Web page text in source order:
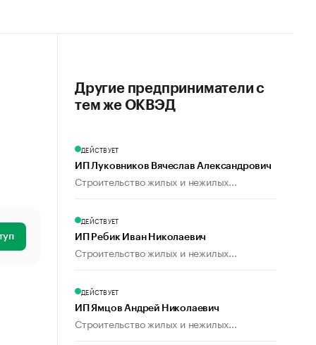
Другие предприниматели с
тем же ОКВЭД
ДЕЙСТВУЕТ
ИП Луковников Вячеслав Александрович
Строительство жилых и нежилых...
ДЕЙСТВУЕТ
ИП Ребик Иван Николаевич
Строительство жилых и нежилых...
ДЕЙСТВУЕТ
ИП Ямцов Андрей Николаевич
Строительство жилых и нежилых...